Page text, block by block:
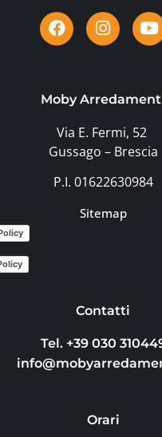
Moby
Via E. Fermi, 52
Gussago – Brescia
P.I. 01622630984
Sitemap
Contatti
Tel. +39 030
Orari